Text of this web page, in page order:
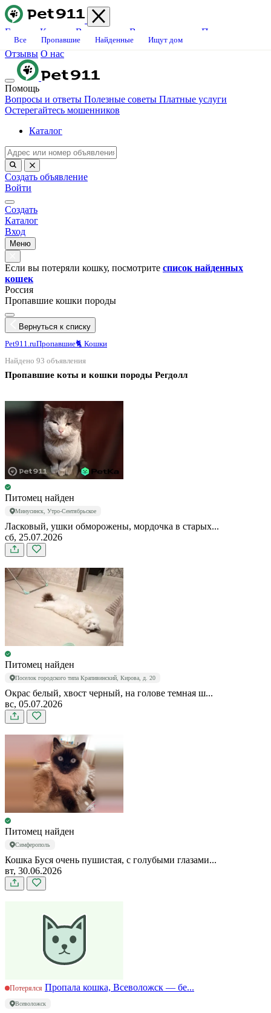
Главная Каталог Ветклиники Вопросы-ответы
Платные
услуги
Блог Свяжитесь с нами Станьте волонтёром
Отзывы О нас
Помощь
Вопросы и ответы Полезные советы Платные услуги
Остерегайтесь мошенников
Каталог
Создать объявление
Войти
Создать
Каталог
Вход
Меню
Если вы потеряли кошку, посмотрите список найденных
кошек
Россия
Пропавшие кошки породы
Все Пропавшие Найденные Ищут дом
Вернуться к списку
Pet911.ruПропавшие🐈 Кошки
Найдено 93 объявления
Пропавшие коты и кошки породы Регдолл
Питомец найден
Минусинск, Утро-Сентябрьское
Ласковый, ушки обморожены, мордочка в старых...
сб, 25.07.2026
Питомец найден
Поселок городского типа Крапивинский, Кирова, д. 20
Окрас белый, хвост черный, на голове темная ш...
вс, 05.07.2026
Питомец найден
Симферополь
Кошка Буся очень пушистая, с голубыми глазами...
вт, 30.06.2026
Потерялся Пропала кошка, Всеволожск — бе...
Всеволожск